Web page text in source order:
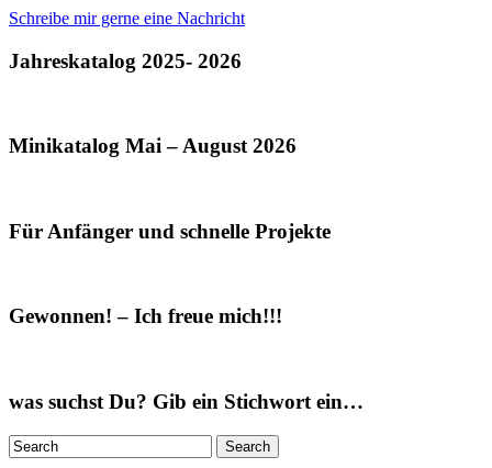
Schreibe mir gerne eine Nachricht
Jahreskatalog 2025- 2026
Minikatalog Mai – August 2026
Für Anfänger und schnelle Projekte
Gewonnen! – Ich freue mich!!!
was suchst Du? Gib ein Stichwort ein…